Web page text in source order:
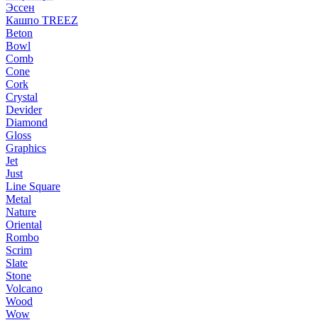
Эссен
Кашпо TREEZ
Beton
Bowl
Comb
Cone
Cork
Crystal
Devider
Diamond
Gloss
Graphics
Jet
Just
Line Square
Metal
Nature
Oriental
Rombo
Scrim
Slate
Stone
Volcano
Wood
Wow